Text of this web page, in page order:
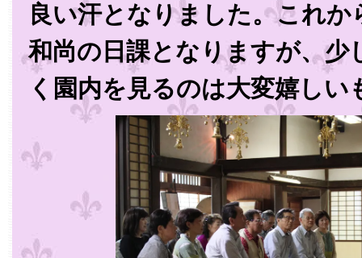
良い汗となりました。これか
和尚の日課となりますが、少
く園内を見るのは大変嬉しい